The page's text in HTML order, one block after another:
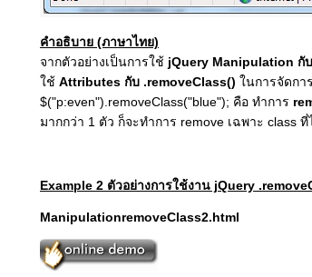
คำอธิบาย (ภาษาไทย)
จากตัวอย่างเป็นการใช้ jQuery Manipulation กั
ใช้ Attributes กับ .removeClass() ในการจัดกา
$("p:even").removeClass("blue"); คือ ทำการ
มากกว่า 1 ตัว ก็จะทำการ remove เฉพาะ class ที่
Example 2 ตัวอย่างการใช้งาน jQuery
ManipulationremoveClass2.html